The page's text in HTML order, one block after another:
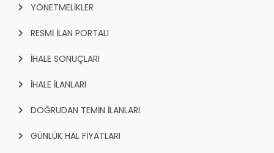
YÖNETMELİKLER
RESMİ İLAN PORTALI
İHALE SONUÇLARI
İHALE İLANLARI
DOĞRUDAN TEMİN İLANLARI
GÜNLÜK HAL FİYATLARI